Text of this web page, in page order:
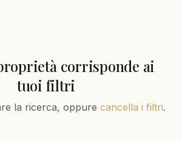
corrisponde ai
tuoi filtri
la ricerca, oppure cancella i filtri.